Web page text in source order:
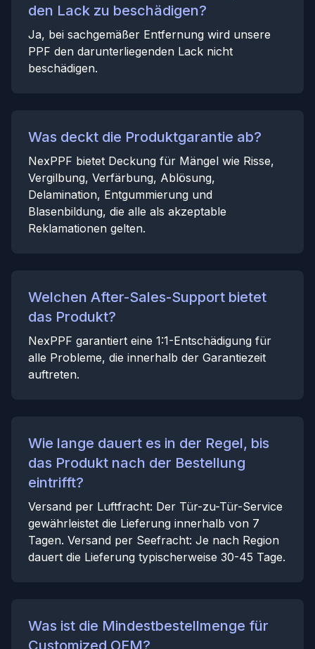
den Lack zu beschädigen?
Ja, bei sachgemäßer Entfernung wird unsere
PPF den darunterliegenden Lack nicht
beschädigen.
Was deckt die Produktgarantie ab?
NexPPF bietet Deckung für Mängel wie Risse,
Vergilbung, Verfärbung, Ablösung,
Delamination, Entgummierung und
Blasenbildung, die alle als akzeptable
Reklamationen gelten.
Welchen After-Sales-Support bietet
das Produkt?
NexPPF garantiert eine 1:1-Entschädigung für
alle Probleme, die innerhalb der Garantiezeit
auftreten.
Wie lange dauert es in der Regel, bis
das Produkt nach der Bestellung
eintrifft?
Versand per Luftfracht: Der Tür-zu-Tür-Service
gewährleistet die Lieferung innerhalb von 7
Tagen. Versand per Seefracht: Je nach Region
dauert die Lieferung typischerweise 30-45 Tage.
Was ist die Mindestbestellmenge für
Customized OEM?